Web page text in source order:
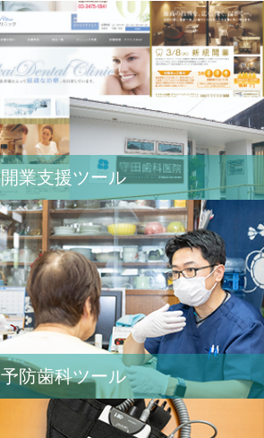
開業⽀援ツール
予防歯科ツール